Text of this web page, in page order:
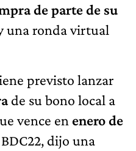
de parte de su
una ronda virtual
previsto lanzar
de su bono local a
vence en enero de
dijo una